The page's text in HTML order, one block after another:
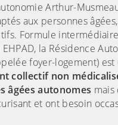
Arthur-
aux personnes
Formule
la Résidence
foyer-logement) est
collectif non
âgées autonomes
et ont besoin